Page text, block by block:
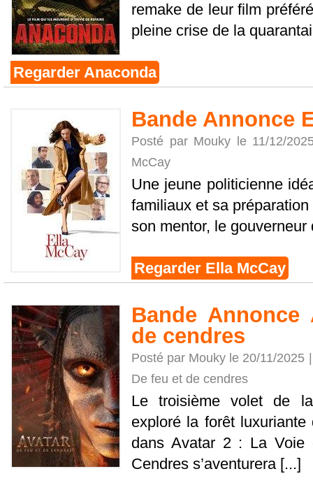
remake de leur film
pleine crise de la
Regarder Anaconda
Bande Annonce
Posté par Mouky le 11/12/
McCay
Une jeune politicienne
familiaux et sa
son mentor, le gouverneur
Regarder Ella McCay
Bande
de cendres
Posté par Mouky le 20/11/2025
De feu et de cendres
Le troisième volet de
exploré la forêt
dans Avatar 2 : La Voie
Cendres s’aventurera [...]